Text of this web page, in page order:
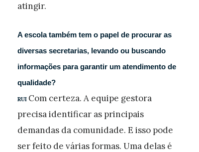
atingir.
A escola também tem o papel de procurar as
diversas secretarias, levando ou buscando
informações para garantir um atendimento de
qualidade?
RUI Com certeza. A equipe gestora
precisa identificar as principais
demandas da comunidade. E isso pode
ser feito de várias formas. Uma delas é